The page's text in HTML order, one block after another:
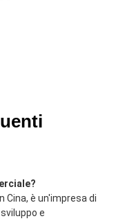
Cina, è un'impresa di
e